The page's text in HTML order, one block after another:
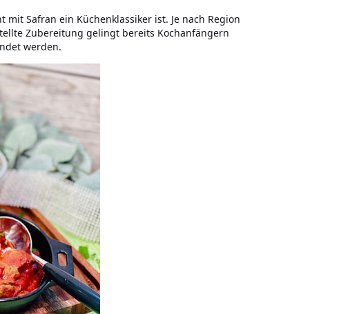
Safran ein Küchenklassiker ist. Je nach Region
Zubereitung gelingt bereits Kochanfängern
werden.